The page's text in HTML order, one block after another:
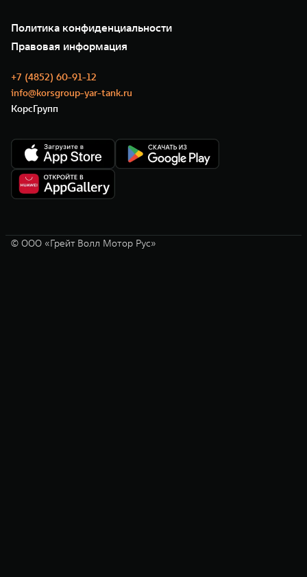
Сервис
Нулевое ТО
Моторные масла
35 лет GWM
GWM ТЕХ ДЕНЬ
Новости
Политика конфиденциальности
Правовая информация
+7 (4852) 60-91-12
info@korsgroup-yar-tank.ru
КорсГрупп
© ООО «Грейт Волл Мотор Рус»